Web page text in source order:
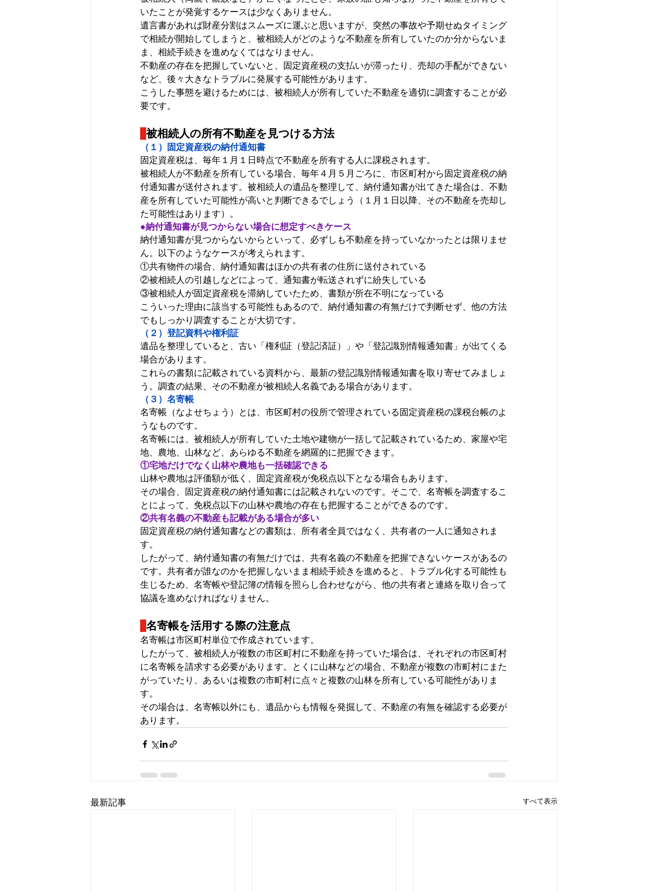
いたことが発覚するケースは少なくありません。
遺言書があれば財産分割はスムーズに運ぶと思いますが、突然の事故や予期せぬタイミング
で相続が開始してしまうと、被相続人がどのような不動産を所有していたのか分からないま
ま、相続手続きを進めなくてはなりません。
不動産の存在を把握していないと、固定資産税の支払いが滞ったり、売却の手配ができない
など、後々大きなトラブルに発展する可能性があります。
こうした事態を避けるためには、被相続人が所有していた不動産を適切に調査することが必
要です。
被相続人の所有不動産を見つける方法
（１）固定資産税の納付通知書
固定資産税は、毎年１月１日時点で不動産を所有する人に課税されます。
被相続人が不動産を所有している場合、毎年４月５月ごろに、市区町村から固定資産税の納
付通知書が送付されます。被相続人の遺品を整理して、納付通知書が出てきた場合は、不動
産を所有していた可能性が高いと判断できるでしょう（１月１日以降、その不動産を売却し
た可能性はあります）。
●納付通知書が見つからない場合に想定すべきケース
納付通知書が見つからないからといって、必ずしも不動産を持っていなかったとは限りませ
ん。以下のようなケースが考えられます。
①共有物件の場合、納付通知書はほかの共有者の住所に送付されている
②被相続人の引越しなどによって、通知書が転送されずに紛失している
③被相続人が固定資産税を滞納していたため、書類が所在不明になっている
こういった理由に該当する可能性もあるので、納付通知書の有無だけで判断せず、他の方法
でもしっかり調査することが大切です。
（２）登記資料や権利証
遺品を整理していると、古い「権利証（登記済証）」や「登記識別情報通知書」が出てくる
場合があります。
これらの書類に記載されている資料から、最新の登記識別情報通知書を取り寄せてみましょ
う。調査の結果、その不動産が被相続人名義である場合があります。
（３）名寄帳
名寄帳（なよせちょう）とは、市区町村の役所で管理されている固定資産税の課税台帳のよ
うなものです。
名寄帳には、被相続人が所有していた土地や建物が一括して記載されているため、家屋や宅
地、農地、山林など、あらゆる不動産を網羅的に把握できます。
①宅地だけでなく山林や農地も一括確認できる
山林や農地は評価額が低く、固定資産税が免税点以下となる場合もあります。
その場合、固定資産税の納付通知書には記載されないのです。そこで、名寄帳を調査するこ
とによって、免税点以下の山林や農地の存在も把握することができるのです。
②共有名義の不動産も記載がある場合が多い
固定資産税の納付通知書などの書類は、所有者全員ではなく、共有者の一人に通知されま
す。
したがって、納付通知書の有無だけでは、共有名義の不動産を把握できないケースがあるの
です。共有者が誰なのかを把握しないまま相続手続きを進めると、トラブル化する可能性も
生じるため、名寄帳や登記簿の情報を照らし合わせながら、他の共有者と連絡を取り合って
協議を進めなければなりません。
名寄帳を活用する際の注意点
名寄帳は市区町村単位で作成されています。
したがって、被相続人が複数の市区町村に不動産を持っていた場合は、それぞれの市区町村
に名寄帳を請求する必要があります。とくに山林などの場合、不動産が複数の市町村にまた
がっていたり、あるいは複数の市町村に点々と複数の山林を所有している可能性がありま
す。
その場合は、名寄帳以外にも、遺品からも情報を発掘して、不動産の有無を確認する必要が
あります。
最新記事 すべて表示